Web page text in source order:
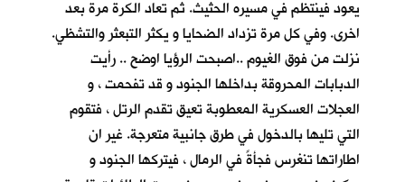
يعود فينتظم في مسيره الحثيث. ثم تعاد الكرة مرة بعد
اخرى. وفي كل مرة تزداد الضحايا و يكثر التبعثر والتشظي.
نزلت من فوق الغيوم ..اصبحت الرؤيا اوضح .. رأيت
الدبابات المحروقة بداخلها الجنود و قد تفحمت ، و
العجلات العسكرية المعطوبة تعيق تقدم الرتل ، فتقوم
التي تليها بالدخول في طرق جانبية متعرجة. غير ان
اطاراتها تنغرس فجأةً في الرمال ، فيتركها الجنود و